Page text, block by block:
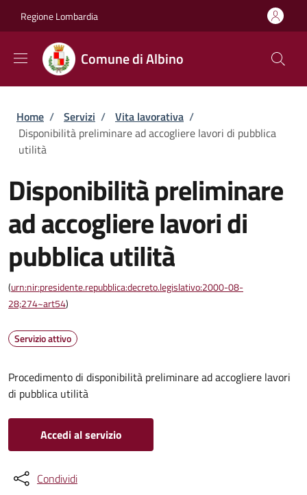
Regione Lombardia
Comune di Albino
Briciole di pane
Home / Servizi / Vita lavorativa /
Disponibilità preliminare ad accogliere lavori di pubblica
utilità
Disponibilità preliminare
ad accogliere lavori di
pubblica utilità
(urn:nir:presidente.repubblica:decreto.legislativo:2000-08-
28;274~art54)
Servizio attivo
Procedimento di disponibilità preliminare ad accogliere lavori
di pubblica utilità
Accedi al servizio
Condividi